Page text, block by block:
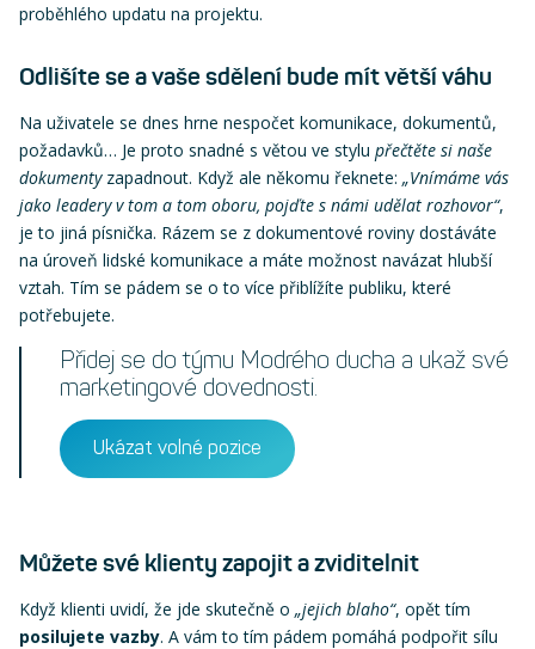
proběhlého updatu na projektu.
Odlišíte se a vaše sdělení bude mít větší váhu
Na uživatele se dnes hrne nespočet komunikace, dokumentů,
požadavků… Je proto snadné s větou ve stylu přečtěte si naše
dokumentyzapadnout. Když ale někomu řeknete: „Vnímáme vás
jako leadery v tom a tom oboru, pojďte s námi udělat rozhovor“,
je to jiná písnička. Rázem se z dokumentové roviny dostáváte
na úroveň lidské komunikace a máte možnost navázat hlubší
vztah. Tím se pádem se o to více přiblížíte publiku, které
potřebujete.
Přidej se do týmu Modrého ducha a ukaž své
marketingové dovednosti.
Ukázat volné pozice
Můžete své klienty zapojit a zviditelnit
Když klienti uvidí, že jde skutečně o „jejich blaho“, opět tím
posilujete vazby. A vám to tím pádem pomáhá podpořit sílu